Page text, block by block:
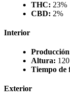
THC: 23%
CBD: 2%
Interior
Altura:
Tiempo de
Exterior